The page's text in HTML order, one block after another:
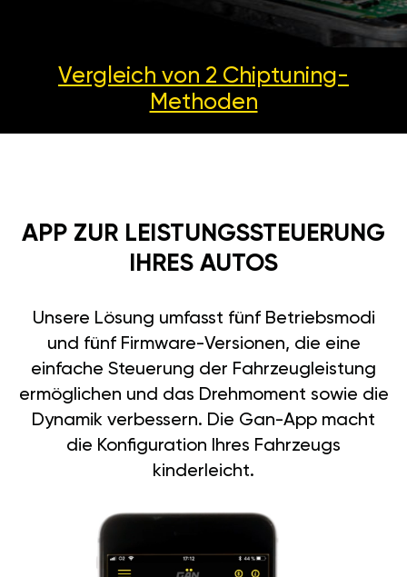
Vergleich von 2 Chiptuning-
Methoden
APP ZUR LEISTUNGSSTEUERUNG
IHRES AUTOS
Unsere Lösung umfasst fünf Betriebsmodi
und fünf Firmware-Versionen, die eine
einfache Steuerung der Fahrzeugleistung
ermöglichen und das Drehmoment sowie die
Dynamik verbessern. Die Gan-App macht
die Konfiguration Ihres Fahrzeugs
kinderleicht.